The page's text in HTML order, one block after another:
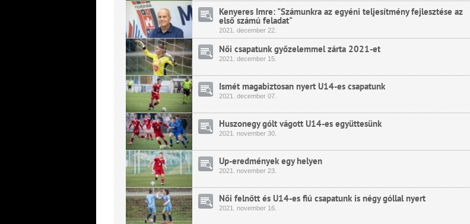
Kenyeres Imre: "Számunkra az egyéni teljesítmény fejlesztése az
első számú feladat"
2021. december 22.
Női csapatunk győzelemmel zárta 2021-et
2021. december 15.
Ismét magabiztosan nyert U14-es csapatunk
2021. december 07.
Huszonegy gólt vágott U14-es együttesünk
2021. november 30.
Up-eredmények egy helyen
2021. november 23.
Női felnőtt és U14-es fiú csapatunk is négy góllal nyert
2021. november 16.